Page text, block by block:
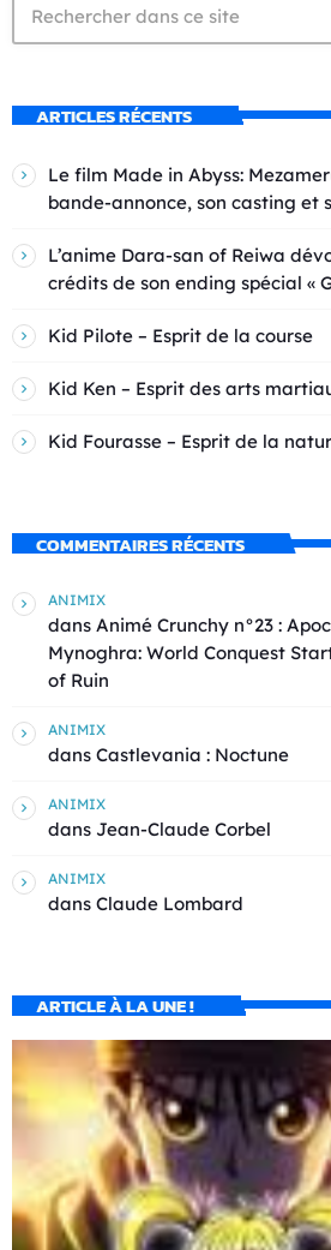
ARTICLES RÉCENTS
Le film Made in Abyss:
bande-annonce, son casting et
L’anime Dara-san of Reiwa
crédits de son ending spécial «
Kid Pilote – Esprit de la course
Kid Ken – Esprit des arts
Kid Fourasse – Esprit de la
COMMENTAIRES RÉCENTS
ANIMIX
dans Animé Crunchy n°23 :
Mynoghra: World Conquest
of Ruin
ANIMIX
dans Castlevania : Noctune
ANIMIX
dans Jean-Claude Corbel
ANIMIX
dans Claude Lombard
ARTICLE À LA UNE !